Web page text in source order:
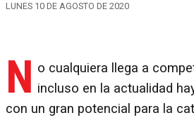
LUNES 10 DE AGOSTO DE 2020
N o cualquiera llega a
incluso en la actualidad
con un gran potencial para la